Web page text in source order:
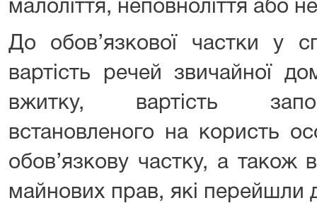
малоліття, неповноліття або
До обов’язкової частки у
вартість речей звичайної
вжитку, вартість
встановленого на користь
обов’язкову частку, а також
майнових прав, які перейшли